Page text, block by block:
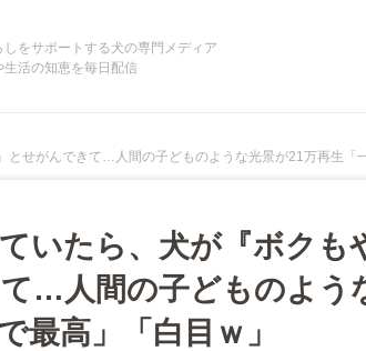
をサポートする犬の専門メディア
活の知恵を毎日配信
せがんできて…人間の子どものような光景が21万再生「
いたら、犬が『ボクも
…人間の子どものよう
最高」「白目ｗ」